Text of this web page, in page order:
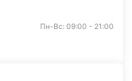
Пн-Вс: 09:00 - 21:00